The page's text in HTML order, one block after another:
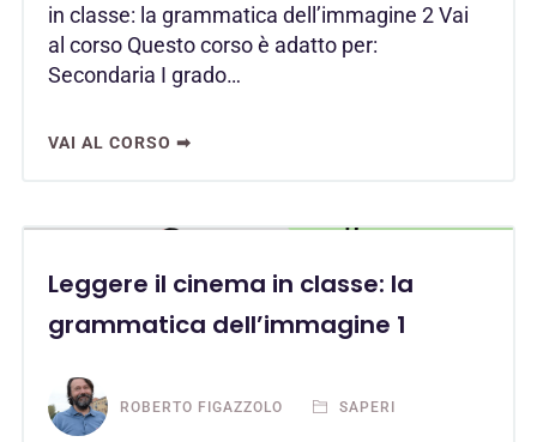
in classe: la grammatica dell’immagine 2 Vai
al corso Questo corso è adatto per:
Secondaria I grado…
VAI AL CORSO ➡
Leggere il cinema in classe: la
grammatica dell’immagine 1
ROBERTO FIGAZZOLO SAPERI